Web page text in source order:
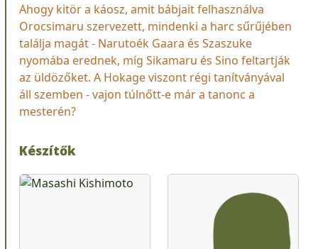
Ahogy kitör a káosz, amit bábjait felhasználva
Orocsimaru szervezett, mindenki a harc sűrűjében
találja magát - Narutoék Gaara és Szaszuke
nyomába erednek, míg Sikamaru és Sino feltartják
az üldözőket. A Hokage viszont régi tanítványával
áll szemben - vajon túlnőtt-e már a tanonc a
mesterén?
Készítők